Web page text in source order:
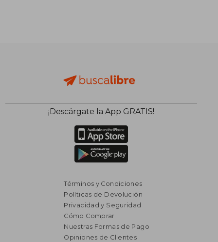
¡Descárgate la App GRATIS!
Términos y Condiciones
Políticas de Devolución
Privacidad y Seguridad
Cómo Comprar
Nuestras Formas de Pago
Opiniones de Clientes